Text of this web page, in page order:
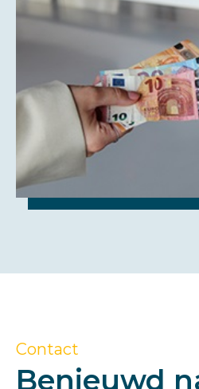
Contact
Benieuwd